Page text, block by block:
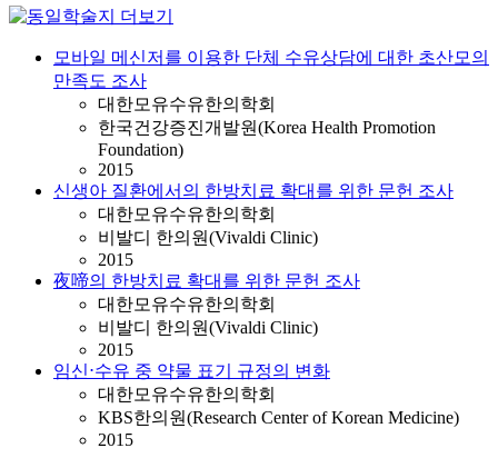
모바일 메신저를 이용한 단체 수유상담에 대한 초산모의
만족도 조사
대한모유수유한의학회
한국건강증진개발원(Korea Health Promotion
Foundation)
2015
신생아 질환에서의 한방치료 확대를 위한 문헌 조사
대한모유수유한의학회
비발디 한의원(Vivaldi Clinic)
2015
夜啼의 한방치료 확대를 위한 문헌 조사
대한모유수유한의학회
비발디 한의원(Vivaldi Clinic)
2015
임신⋅수유 중 약물 표기 규정의 변화
대한모유수유한의학회
KBS한의원(Research Center of Korean Medicine)
2015